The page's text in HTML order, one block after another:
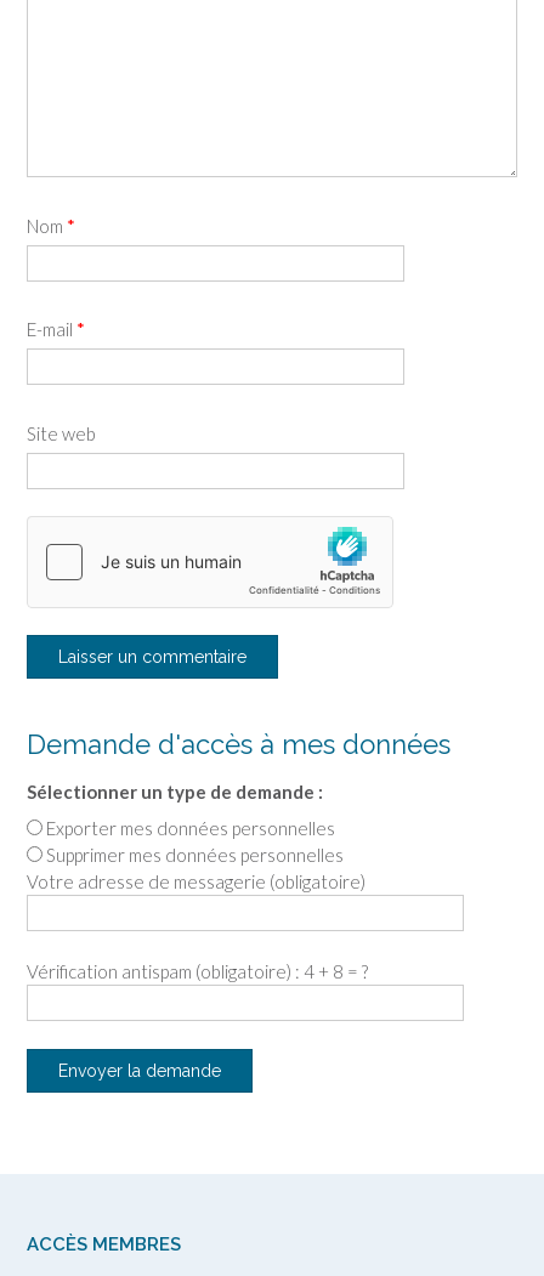
Nom *
E-mail *
Site web
Demande d'accès à mes données
Sélectionner un type de demande :
Exporter mes données personnelles
Supprimer mes données personnelles
Votre adresse de messagerie (obligatoire)
Vérification antispam (obligatoire) : 4 + 8 = ?
ACCÈS MEMBRES